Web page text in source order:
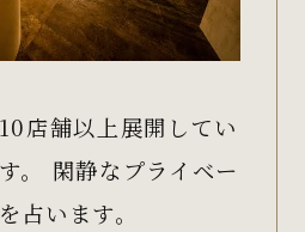
店舗以上展開してい
。 閑静なプライベー
占います。